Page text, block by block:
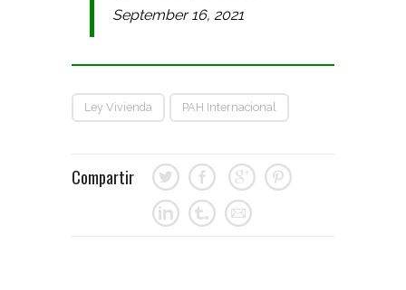
September 16, 2021
Ley Vivienda PAH Internacional
Compartir